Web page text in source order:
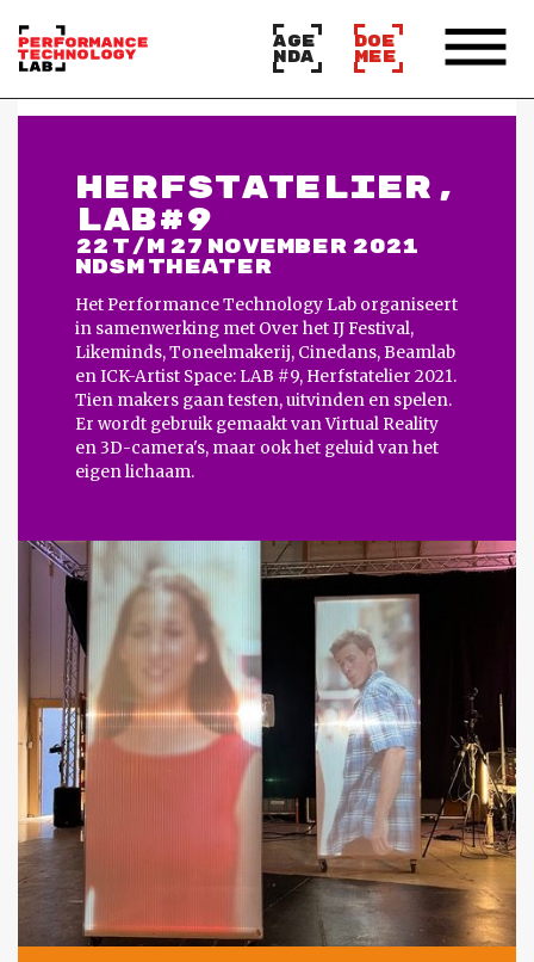
AGE
NDA
DOE
MEE
HERFSTATELIER,
LAB#9
22 T/M 27 NOVEMBER 2021
NDSM THEATER
Het Performance Technology Lab organiseert
in samenwerking met Over het IJ Festival,
Likeminds, Toneelmakerij, Cinedans, Beamlab
en ICK-Artist Space: LAB #9, Herfstatelier 2021.
Tien makers gaan testen, uitvinden en spelen.
Er wordt gebruik gemaakt van Virtual Reality
en 3D-camera's, maar ook het geluid van het
eigen lichaam.